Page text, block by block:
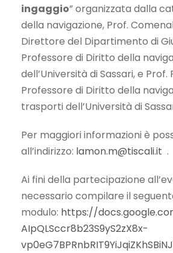
ingaggio” organizzata dalla
della navigazione, Prof.
Direttore del Dipartimento di
Professore di Diritto della
dell’Università di Sassari, e Prof.
Professore di Diritto della
trasporti dell’Università di
Per maggiori informazioni è
all’indirizzo: lamon.m@tiscali.it .
Ai fini della partecipazione
necessario compilare il
modulo: https://
AIpQLSccr8b23S9yS2zX8x-